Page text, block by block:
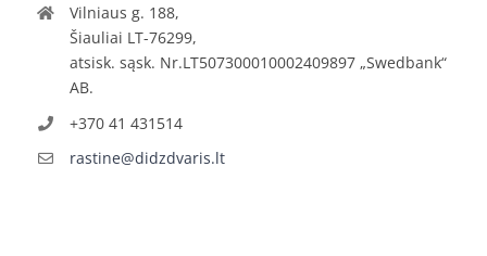
Vilniaus g. 188,
Šiauliai LT-76299,
atsisk. sąsk. Nr.LT507300010002409897 „Swedbank“
AB.
+370 41 431514
rastine@didzdvaris.lt